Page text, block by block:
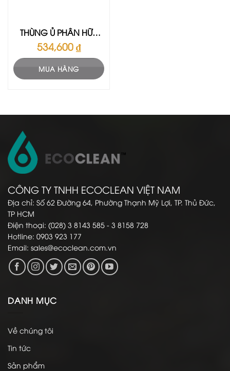
THÙNG Ủ PHÂN HỮU
CƠ ECO BIN 21 LÍT
534,600₫
MUA HÀNG
CÔNG TY TNHH ECOCLEAN VIỆT NAM
Địa chỉ: Số 62 Đường 64, Phường Thạnh Mỹ Lợi, TP. Thủ Đức,
TP HCM
Điện thoại: (028) 3 8143 585 - 3 8158 728
Hotline: 0903 923 177
Email: sales@ecoclean.com.vn
DANH MỤC
Về chúng tôi
Tin tức
Sản phẩm